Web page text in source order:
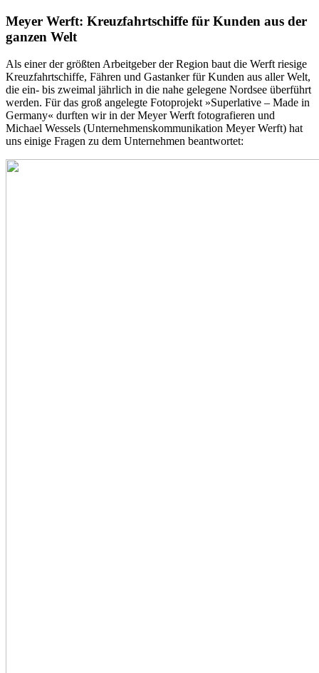
Meyer Werft: Kreuzfahrtschiffe für Kunden aus der
ganzen Welt
Als einer der größten Arbeitgeber der Region baut die Werft riesige
Kreuzfahrtschiffe, Fähren und Gastanker für Kunden aus aller Welt,
die ein- bis zweimal jährlich in die nahe gelegene Nordsee überführt
werden. Für das groß angelegte Fotoprojekt »Superlative – Made in
Germany« durften wir in der Meyer Werft fotografieren und
Michael Wessels (Unternehmenskommunikation Meyer Werft) hat
uns einige Fragen zu dem Unternehmen beantwortet: